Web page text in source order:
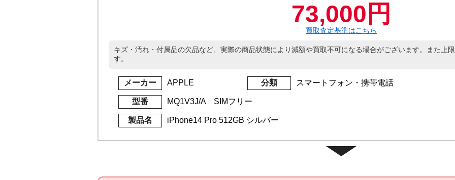
73,000円
買取査定基準はこちら
キズ・汚れ・付属品の欠品など、実際の商品状態により減額や買取不可になる場合がございます。また上
す。
メーカー APPLE 分類 スマートフォン・携帯電話
型番 MQ1V3J/A SIMフリー
製品名 iPhone14 Pro 512GB シルバー